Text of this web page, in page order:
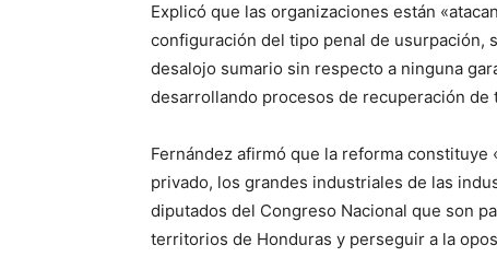
Explicó que las organizaciones están
configuración del tipo penal de usurpación,
desalojo sumario sin respecto a ninguna
desarrollando procesos de recuperación de
Fernández afirmó que la reforma
privado, los grandes industriales de las
diputados del Congreso Nacional que son
territorios de Honduras y perseguir a la